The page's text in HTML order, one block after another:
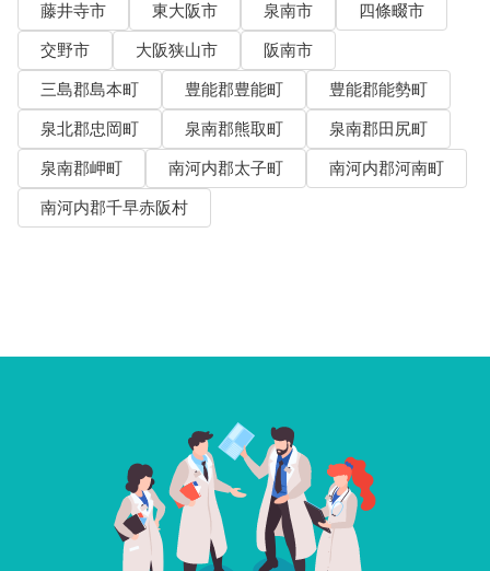
藤井寺市
東大阪市 泉南市
四條畷市
交野市
大阪狭山市
阪南市
三島郡島本町
豊能郡豊能町
豊能郡能勢町
泉北郡忠岡町
泉南郡熊取町
泉南郡田尻町
泉南郡岬町
南河内郡太子町
南河内郡河南町
南河内郡千早赤阪村